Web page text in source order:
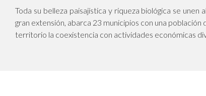
Toda su belleza paisajística y riqueza biológica se
gran extensión, abarca 23 municipios con una
territorio la coexistencia con actividades económicas